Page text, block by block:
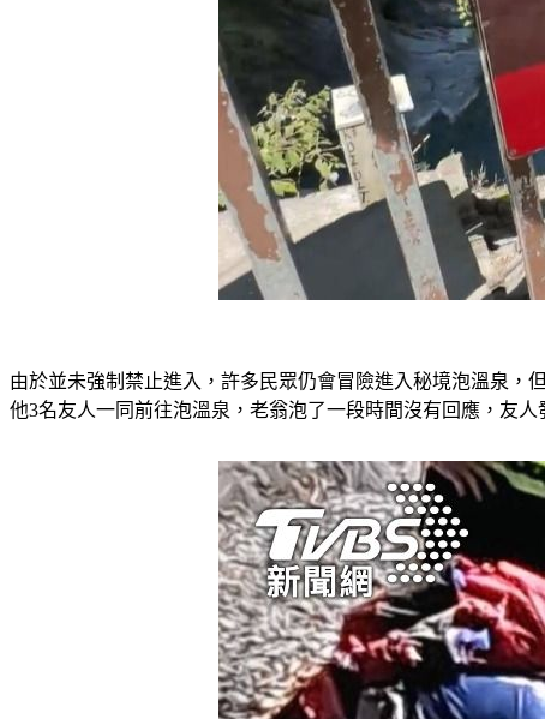
由於並未強制禁止進入，許多民眾仍會冒險進入秘境泡溫泉，
他3名友人一同前往泡溫泉，老翁泡了一段時間沒有回應，友